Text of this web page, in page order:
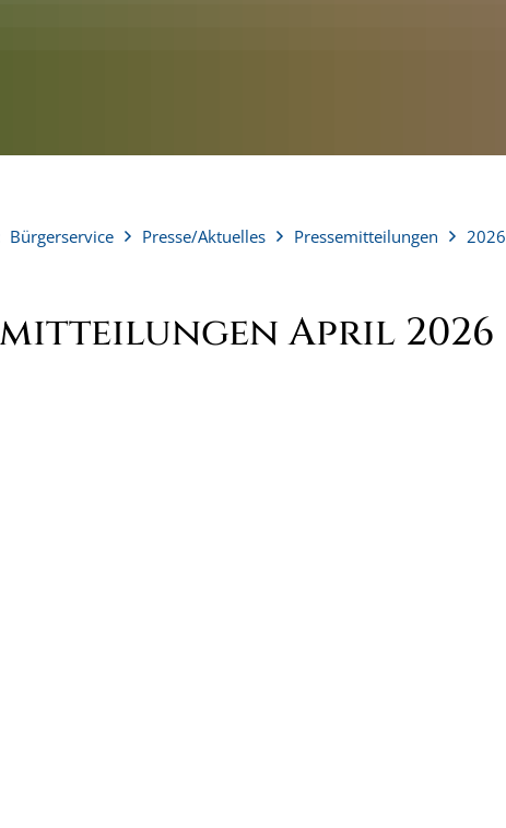
Bürgerservice Presse/Aktuelles Pressemitteilungen 2026
April 2026